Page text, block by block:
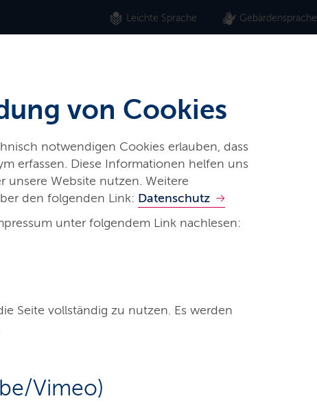
von Cookies
notwendigen Cookies erlauben, dass
erfassen. Diese Informationen helfen uns
unsere Website nutzen. Weitere
den folgenden Link: Datenschutz
unter folgendem Link nachlesen:
Seite vollständig zu nutzen. Es werden
Vimeo)
Leichte Sprache Gebärdensprache